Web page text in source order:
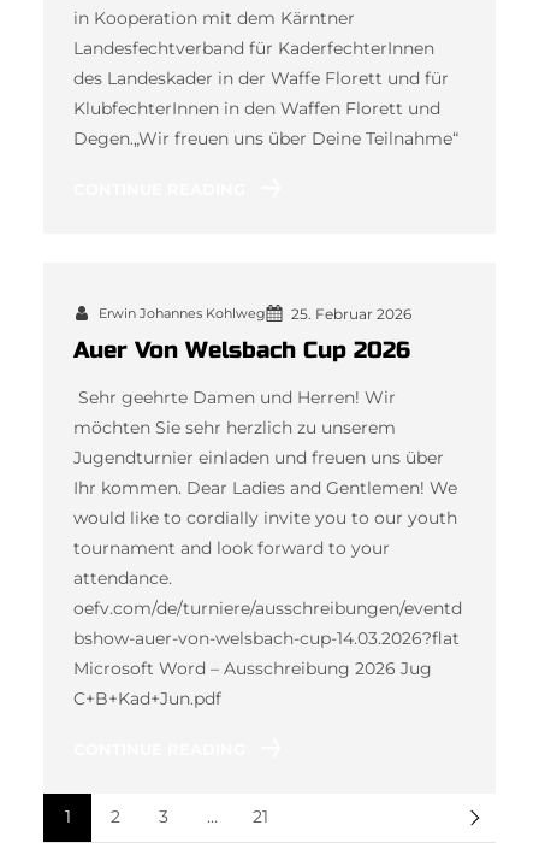
in Kooperation mit dem Kärntner
Landesfechtverband für KaderfechterInnen
des Landeskader in der Waffe Florett und für
KlubfechterInnen in den Waffen Florett und
Degen.„Wir freuen uns über Deine Teilnahme“
Erwin Johannes Kohlweg 25. Februar 2026
Auer Von Welsbach Cup 2026
Sehr geehrte Damen und Herren! Wir
möchten Sie sehr herzlich zu unserem
Jugendturnier einladen und freuen uns über
Ihr kommen. Dear Ladies and Gentlemen! We
would like to cordially invite you to our youth
tournament and look forward to your
attendance.
oefv.com/de/turniere/ausschreibungen/eventd
bshow-auer-von-welsbach-cup-14.03.2026?flat
Microsoft Word – Ausschreibung 2026 Jug
C+B+Kad+Jun.pdf
1 2 3 … 21